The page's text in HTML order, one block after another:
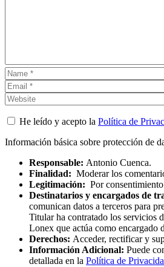
He leído y acepto la Política de
Información básica sobre protección de
Responsable: Antonio Cuenca.
Finalidad: Moderar los
Legitimación: Por
Destinatarios y encargados de
comunican datos a terceros para
Titular ha contratado los servicios
Lonex que actúa como encargado
Derechos: Acceder, rectificar y
Información Adicional: Puede
detallada en la Política de